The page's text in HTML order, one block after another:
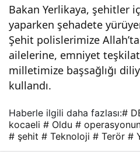
Bakan Yerlikaya, şehitler
yaparken şehadete
Şehit polislerimize
ailelerine, emniyet
milletimize başsağlığı
kullandı.
3
poli
simi
şehi
Haberle ilgili daha fazlası:#
kocaeli # Oldu #
# şehit # Teknoloji # Terör #